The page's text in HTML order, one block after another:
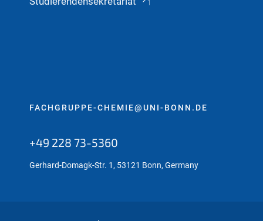
FACHGRUPPE-CHEMIE@UNI-BONN.DE
+49 228 73-5360
Gerhard-Domagk-Str. 1, 53121 Bonn, Germany